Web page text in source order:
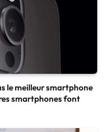
le meilleur smartphone
smartphones font